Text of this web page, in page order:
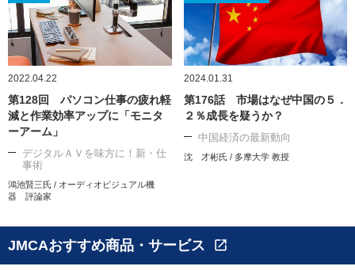
2022.04.22
第128回 パソコン仕事の疲れ軽
減と作業効率アップに「モニタ
ーアーム」
デジタルＡＶを味方に！新・仕
事術
鴻池賢三氏 / オーディオビジュアル機
器 評論家
2024.01.31
第176話 市場はなぜ中国の５．
２％成長を疑うか？
中国経済の最新動向
沈 才彬氏 / 多摩大学 教授
JMCAおすすめ商品・サービス open_in_new